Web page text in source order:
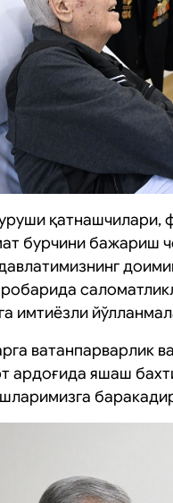
қатнашчилари,
бурчини бажариш
имтиёзли
ватанпарварлик
ардоғида яшаш